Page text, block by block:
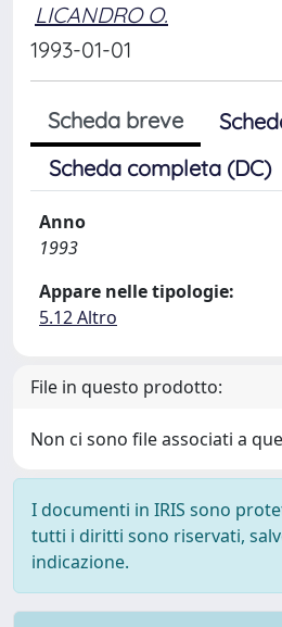
LICANDRO O.
1993-01-01
Scheda breve
Scheda completa (DC)
Anno
1993
Appare nelle tipologie:
5.12 Altro
File in questo prodotto:
Non ci sono file associati a
I documenti in IRIS sono
tutti i diritti sono riservati,
indicazione.